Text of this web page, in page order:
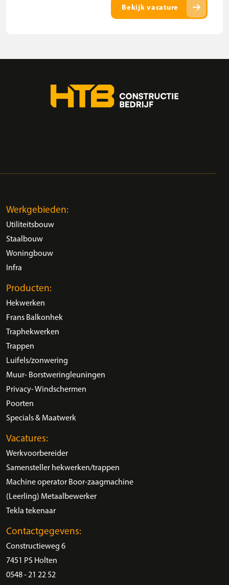
Bekijk vacature arrow_right_alt
Werkgebieden:
Utiliteitsbouw
Staalbouw
Woningbouw
Infra
Producten:
Hekwerken
Frans Balkonhek
Traphekwerken
Trappen
Luifels/zonwering
Muur- Borstweringleuningen
Privacy- Windschermen
Poorten
Specials & Maatwerk
Vacatures:
Werkvoorbereider
Samensteller hekwerken/trappen
Machine operator Boor-zaagmachine
(Leerling) Metaalbewerker
Tekla tekenaar
Contactgegevens:
Constructieweg 6
7451 PS Holten
0548 - 21 22 52